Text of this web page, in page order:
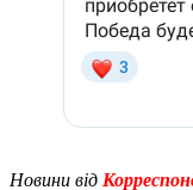
Новини від